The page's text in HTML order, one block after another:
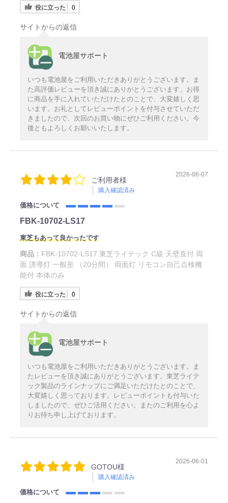
役に立った 0
サイトからの返信
電池屋サポート
いつも電池屋をご利用いただきありがとうございます。ま
た高評価レビューを頂き誠にありがとうございます。お得
に商品を手に入れていただけたとのことで、大変嬉しく思
います。お礼としてレビューポイントを付与させていただ
きましたので、次回のお買い物にぜひご利用ください。今
後ともよろしくお願いいたします。
ご利用者様
購入確認済み
2026-06-07
価格について
FBK-10702-LS17
東芝もあって良かったです
商品： FBK-10702-LS17 東芝ライテック C級 天壁直付 両
面 誘導灯 一般形 （20分間） 両面灯 リモコン自己点検機
能付 本体のみ
役に立った 0
サイトからの返信
電池屋サポート
いつも電池屋をご利用いただきありがとうございます。ま
たレビューを頂き誠にありがとうございます。東芝ライテ
ック製品のラインナップにご満足いただけたとのことで、
大変嬉しく思っております。レビューポイントも付与いた
しましたので、ぜひご活用ください。またのご利用を心よ
りお待ち申し上げております。
GOTOU様
購入確認済み
2026-06-01
価格について